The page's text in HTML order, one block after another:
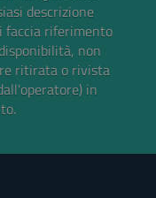
descrizione
faccia riferimento
non
ritirata o rivista
in